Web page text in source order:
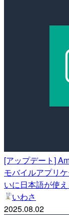
[アップデート]
モバイルアプリ
いに日本語が使
いわさ
2025.08.02